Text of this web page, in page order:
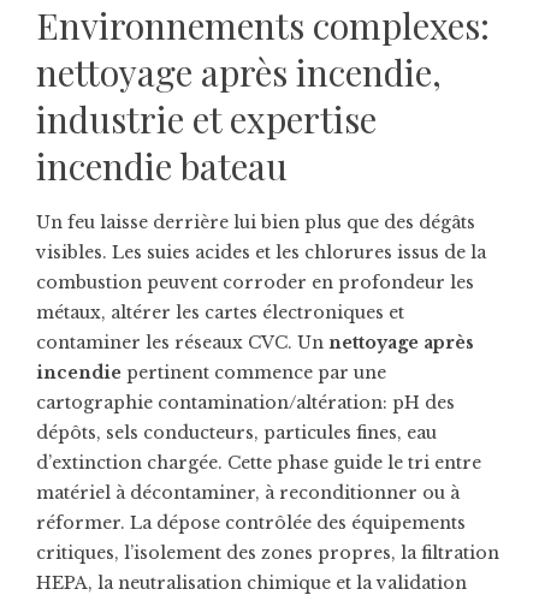
Environnements complexes:
nettoyage après incendie,
industrie et expertise
incendie bateau
Un feu laisse derrière lui bien plus que des dégâts
visibles. Les suies acides et les chlorures issus de la
combustion peuvent corroder en profondeur les
métaux, altérer les cartes électroniques et
contaminer les réseaux CVC. Un nettoyage après
incendie pertinent commence par une
cartographie contamination/altération: pH des
dépôts, sels conducteurs, particules fines, eau
d’extinction chargée. Cette phase guide le tri entre
matériel à décontaminer, à reconditionner ou à
réformer. La dépose contrôlée des équipements
critiques, l’isolement des zones propres, la filtration
HEPA, la neutralisation chimique et la validation